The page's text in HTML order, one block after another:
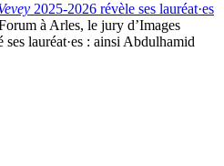
2025-2026 révèle ses lauréat·es
à Arles, le jury d’Images
lauréat·es : ainsi Abdulhamid